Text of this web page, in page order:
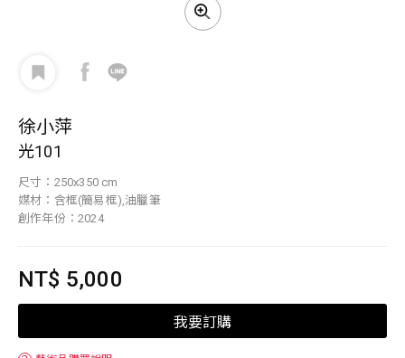
徐小萍
光101
尺寸：250x350 cm
媒材：含框(簡易框),油臘筆
創作年份：2024
NT$ 5,000
我要訂購